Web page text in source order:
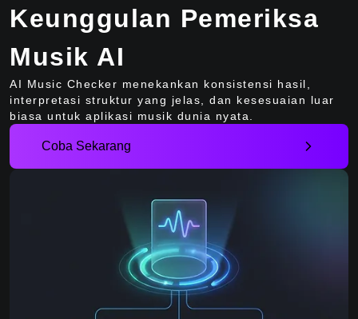
Keunggulan Pemeriksa
Musik AI
AI Music Checker menekankan konsistensi hasil,
interpretasi struktur yang jelas, dan kesesuaian luar
biasa untuk aplikasi musik dunia nyata.
Coba Sekarang